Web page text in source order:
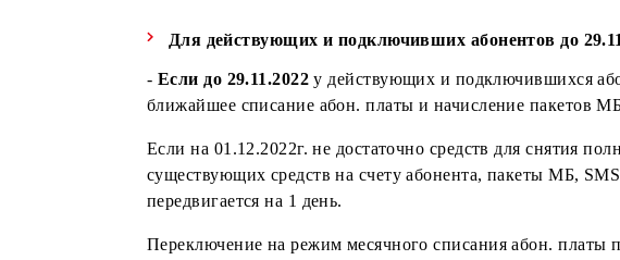
Для действующих и подключивших абонентов
-Если до 29.11.2022у действующих и
ближайшее списание абон. платы и начисление